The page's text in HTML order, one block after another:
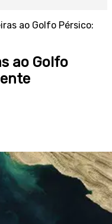
ao Golfo Pérsico:
ao Golfo